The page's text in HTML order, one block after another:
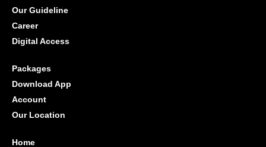
Our Guideline
Career
Digital Access
Packages
Download App
Account
Our Location
Home